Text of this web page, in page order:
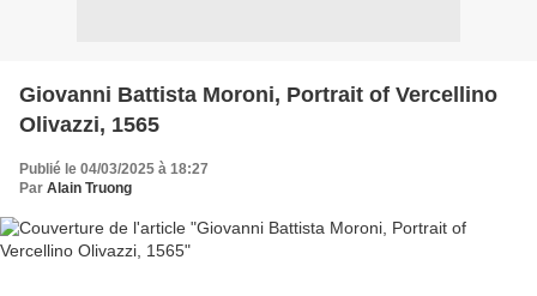
Giovanni Battista Moroni, Portrait of Vercellino
Olivazzi, 1565
Publié le 04/03/2025 à 18:27
Par Alain Truong